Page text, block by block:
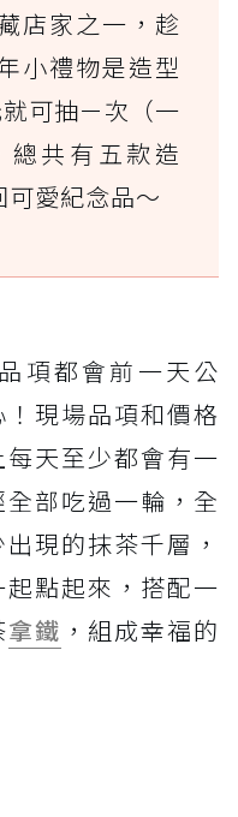
店家之一，趁
小禮物是造型
可抽ㄧ次（一
總共有五款造
愛紀念品～
品項都會前一天公
現場品項和價格
天至少都會有一
部吃過一輪，全
現的抹茶千層，
點起來，搭配一
拿鐵 ，組成幸福的